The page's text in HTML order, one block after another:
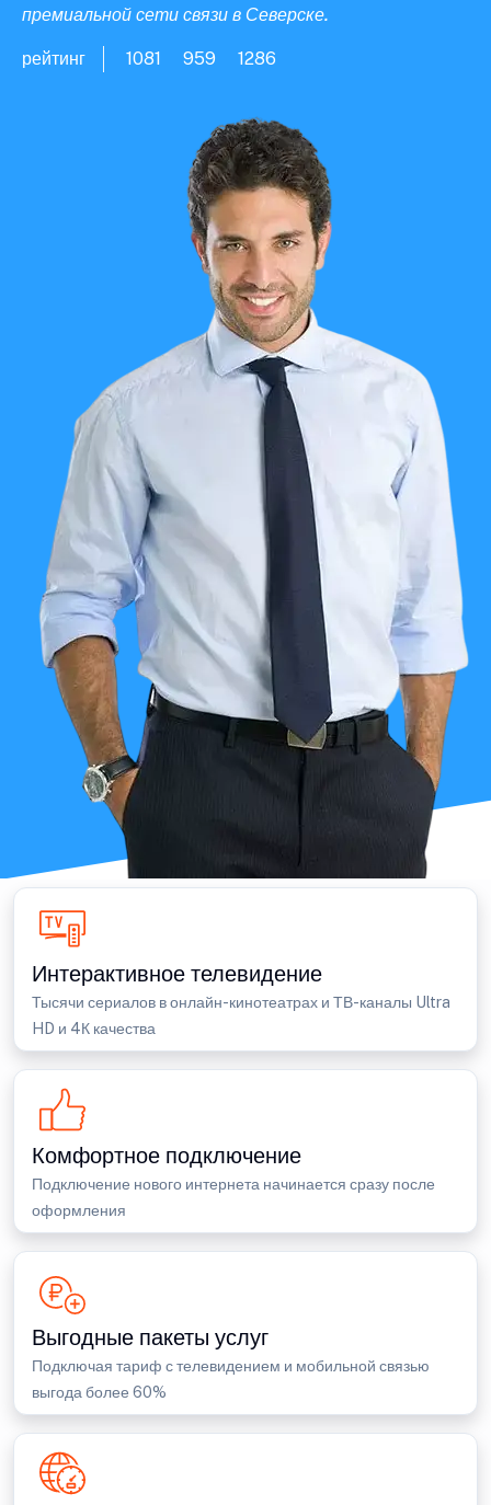
премиальной сети связи в Северске.
рейтинг 1081 959 1286
Интерактивное телевидение
Тысячи сериалов в онлайн-кинотеатрах и ТВ-каналы Ultra
HD и 4К качества
Комфортное подключение
Подключение нового интернета начинается сразу после
оформления
Выгодные пакеты услуг
Подключая тариф с телевидением и мобильной связью
выгода более 60%